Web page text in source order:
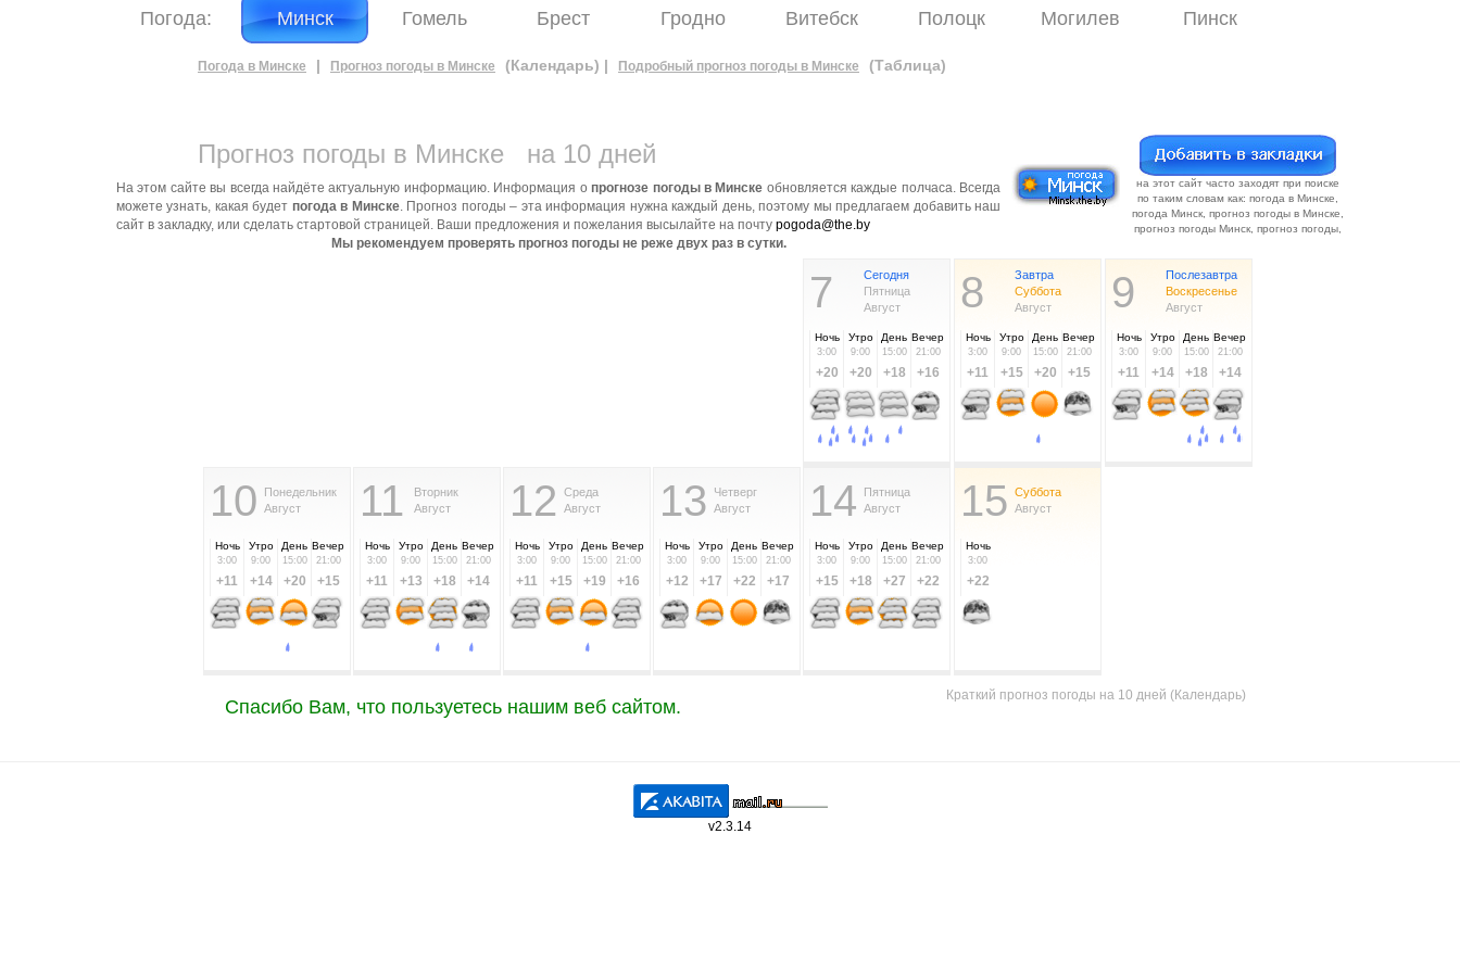
Погода: Минск Гомель Брест Гродно Витебск Полоцк Могилев Пинск
Погода в Минске | Прогноз погоды в Минске (Календарь) | Подробный прогноз погоды в Минске (Таблица)
Прогноз погоды в Минске на 10 дней
На этом сайте вы всегда найдёте актуальную информацию. Информация опрогнозе погоды в Минске обновляется каждые полчаса. Всегда
можете узнать, какая будет погода в Минске. Прогноз погоды – эта информация нужна каждый день, поэтому мы предлагаем добавить наш
сайт в закладку, или сделать стартовой страницей. Ваши предложения и пожелания высылайте на почту pogoda@the.by
Мы рекомендуем проверять прогноз погоды не реже двух раз в сутки.
на этот сайт часто заходят при поиске
по таким словам как: погода в Минске,
погода Минск, прогноз погоды в Минске,
прогноз погоды Минск, прогноз погоды,
7
Сегодня
Пятница
Август
Ночь
3:00
Утро
9:00
День
15:00
Вечер
21:00
+20 +20 +18 +16
8
Завтра
Суббота
Август
Ночь
3:00
Утро
9:00
День
15:00
Вечер
21:00
+11 +15 +20 +15
9
Послезавтра
Воскресенье
Август
Ночь
3:00
Утро
9:00
День
15:00
Вечер
21:00
+11 +14 +18 +14
10
Понедельник
Август
Ночь
3:00
Утро
9:00
День
15:00
Вечер
21:00
+11 +14 +20 +15
11
Вторник
Август
Ночь
3:00
Утро
9:00
День
15:00
Вечер
21:00
+11 +13 +18 +14
12
Среда
Август
Ночь
3:00
Утро
9:00
День
15:00
Вечер
21:00
+11 +15 +19 +16
13
Четверг
Август
Ночь
3:00
Утро
9:00
День
15:00
Вечер
21:00
+12 +17 +22 +17
14
Пятница
Август
Ночь
3:00
Утро
9:00
День
15:00
Вечер
21:00
+15 +18 +27 +22
15 Суббота
Август
Ночь
3:00
+22
Спасибо Вам, что пользуетесь нашим веб сайтом.
Краткий прогноз погоды на 10 дней (Календарь)
v2.3.14